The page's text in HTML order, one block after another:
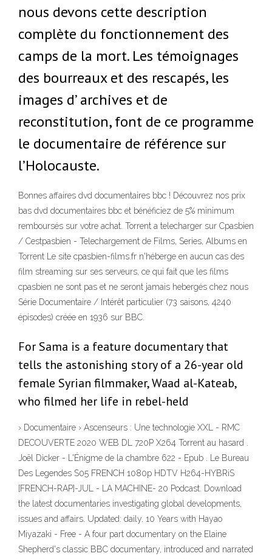
nous devons cette description
complète du fonctionnement des
camps de la mort. Les témoignages
des bourreaux et des rescapés, les
images d’ archives et de
reconstitution, font de ce programme
le documentaire de référence sur
l’Holocauste.
Bonnes affaires dvd documentaires bbc ! Découvrez nos prix
bas dvd documentaires bbc et bénéficiez de 5% minimum
remboursés sur votre achat. Torrent a telecharger sur Cpasbien
/ Cestpasbien - Telechargement de Films, Series, Albums en
Torrent Le site cpasbien-films.fr n'héberge en aucun cas des
film streaming sur ses serveurs, ce qui fait que les films
cpasbien ne sont pas et ne seront jamais hebergés chez nous
Série Documentaire / Intérêt particulier (73 saisons, 4240
épisodes) créée en 1936 sur BBC.
For Sama is a feature documentary that
tells the astonishing story of a 26-year old
female Syrian filmmaker, Waad al-Kateab,
who filmed her life in rebel-held
› Documentaire › Ascenseurs : Une technologie XXL - RMC
DECOUVERTE 2020 WEB DL 720P X264 Torrent au hasard .
Joël Dicker - L'Énigme de la chambre 622 - Epub . Le Bureau
Des Legendes S05 FRENCH 1080p HDTV H264-HYBRiS
[FRENCH-RAP]-JUL - LA MACHINE- 20 Podcast. Download
the latest documentaries investigating global developments,
issues and affairs. Updated: daily. 10 Years with Hayao
Miyazaki - Free - A four part documentary on the Elaine
Shepherd's classic BBC documentary, introduced and narrated